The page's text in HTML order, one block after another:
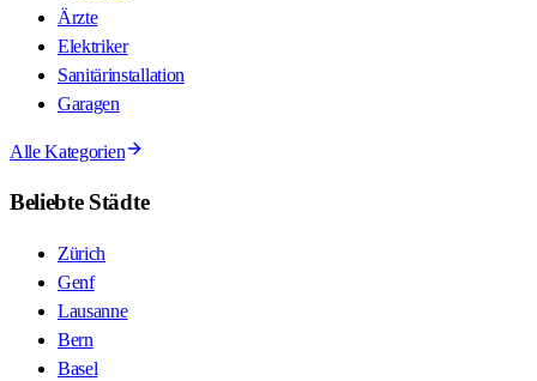
Ärzte
Elektriker
Sanitärinstallation
Garagen
Alle Kategorien
Beliebte Städte
Zürich
Genf
Lausanne
Bern
Basel